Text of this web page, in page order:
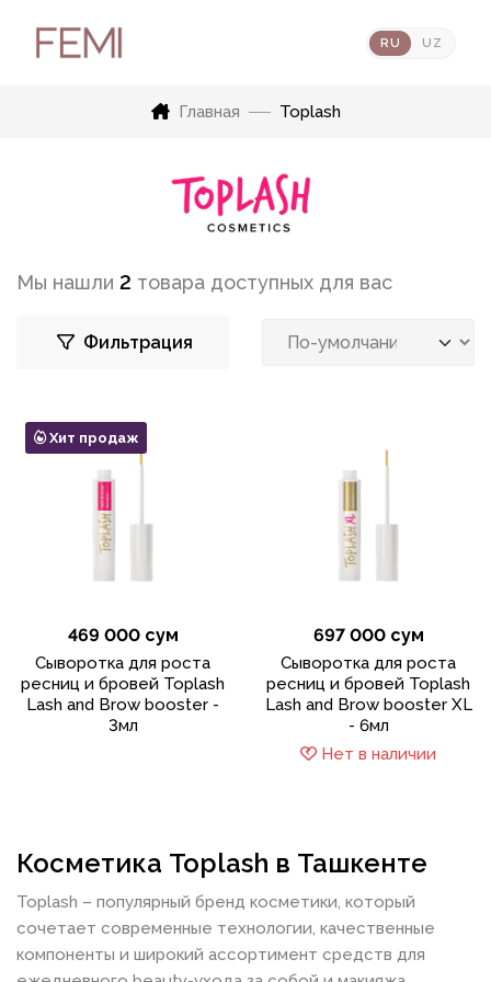
RU UZ
Главная Toplash
Мы нашли 2 товара доступных для вас
Фильтрация
Хит продаж
469 000 сум
Сыворотка для роста
ресниц и бровей Toplash
Lash and Brow booster -
3мл
697 000 сум
Сыворотка для роста
ресниц и бровей Toplash
Lash and Brow booster XL
- 6мл
Нет в наличии
Косметика Toplash в Ташкенте
Toplash – популярный бренд косметики, который
сочетает современные технологии, качественные
компоненты и широкий ассортимент средств для